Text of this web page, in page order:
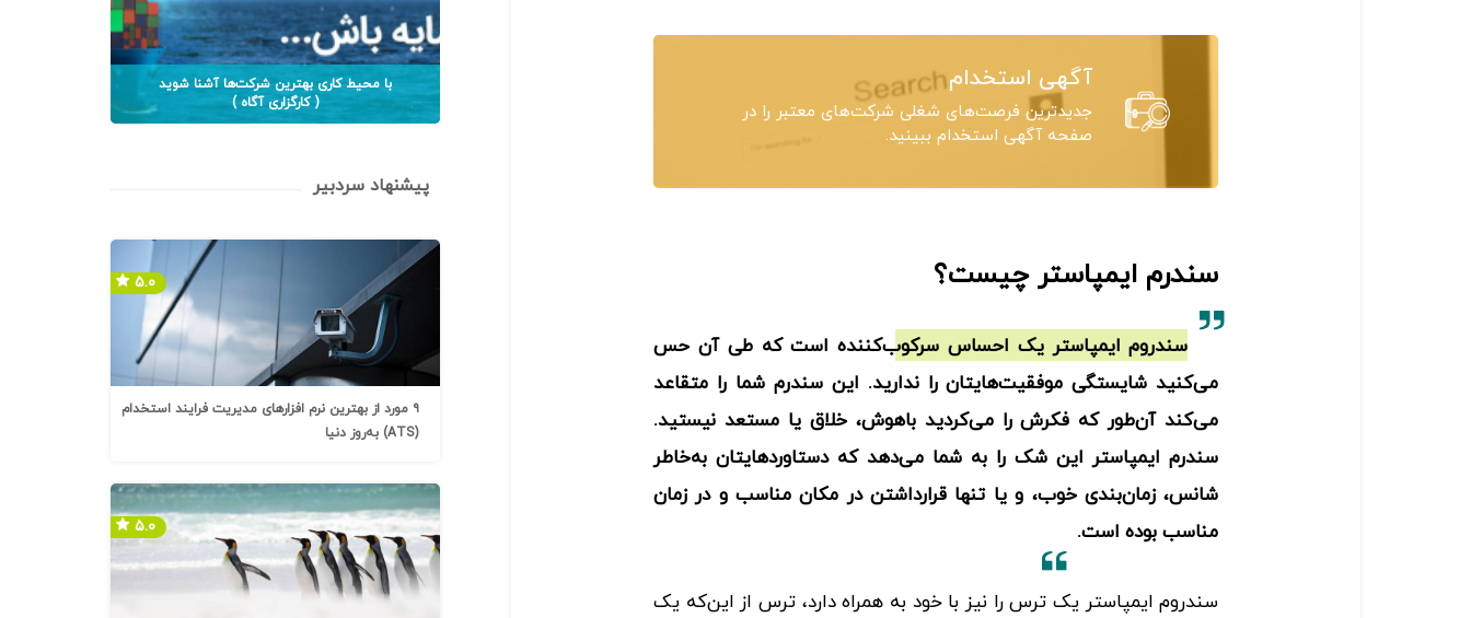
آگهی استخدام
جدیدترین فرصت‌های شغلی شرکت‌های معتبر را در
صفحه آگهی استخدام ببینید.
سندرم ایمپاستر چیست؟
سندروم ایمپاستر یک احساس سرکوب‌کننده است که طی آن حس
می‌کنید شایستگی موفقیت‌هایتان را ندارید. این سندرم شما را متقاعد
می‌کند آن‌طور که فکرش را می‌کردید باهوش، خلاق یا مستعد نیستید.
سندرم ایمپاستر این شک را به شما می‌دهد که دستاوردهایتان به‌خاطر
شانس، زمان‌بندی خوب، و یا تنها قرارداشتن در مکان مناسب و در زمان
مناسب بوده است.
سندروم ایمپاستر یک ترس را نیز با خود به همراه دارد، ترس از این‌که یک
با محیط کاری بهترین شرکت‌ها آشنا شوید
( کارگزاری آگاه )
پیشنهاد سردبیر
۹ مورد از بهترین نرم افزارهای مدیریت فرایند استخدام
(ATS) به‌روز دنیا
۵.۰
۵.۰